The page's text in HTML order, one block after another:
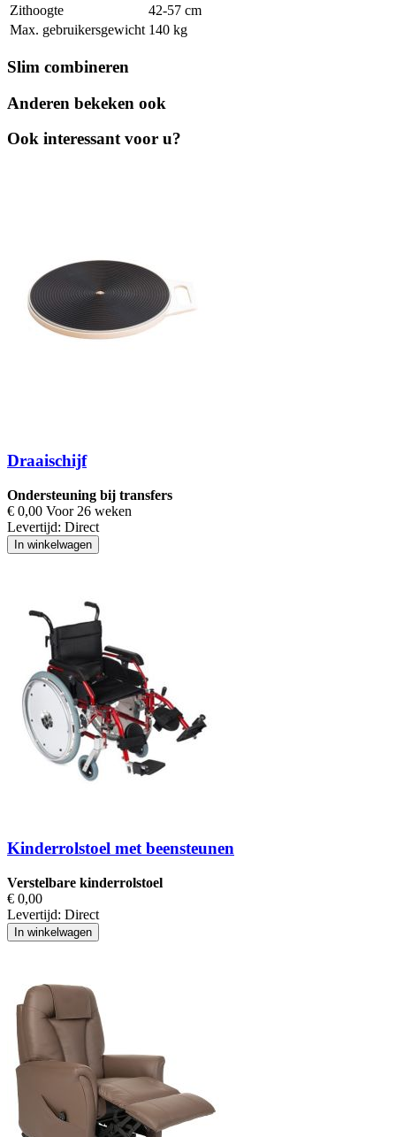
Zithoogte
42-57 cm
Max. gebruikersgewicht 140 kg
Slim combineren
Anderen bekeken ook
Ook interessant voor u?
Draaischijf
Ondersteuning bij transfers
€ 0,00 Voor 26 weken
Levertijd: Direct
In winkelwagen
Kinderrolstoel met beensteunen
Verstelbare kinderrolstoel
€ 0,00
Levertijd: Direct
In winkelwagen